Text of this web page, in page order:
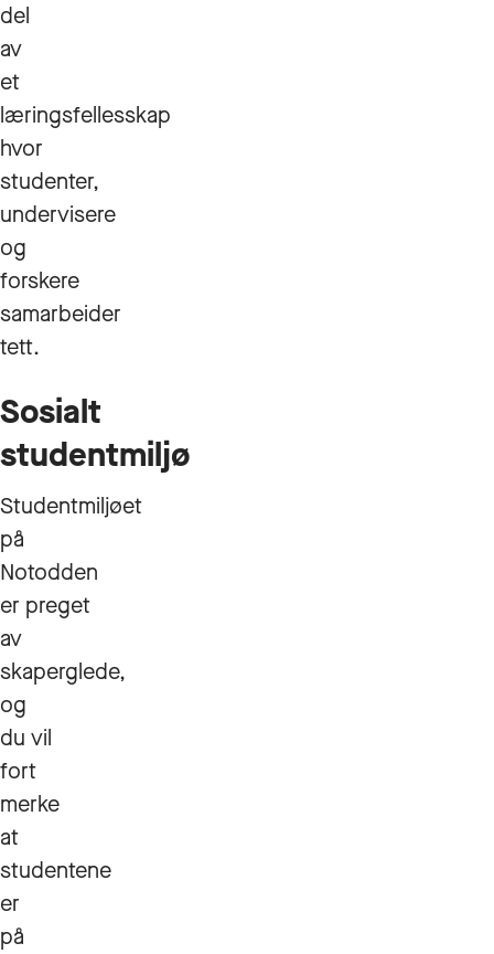
del
av
et
læringsfellesskap
hvor
studenter,
undervisere
og
forskere
samarbeider
tett.
Sosialt
studentmiljø
Studentmiljøet
på
Notodden
er preget
av
skaperglede,
og
du vil
fort
merke
at
studentene
er
på